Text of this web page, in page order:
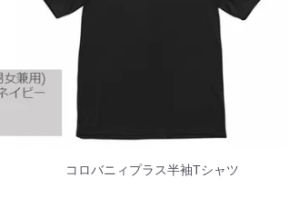
コロバニィプラス半袖Tシャツ